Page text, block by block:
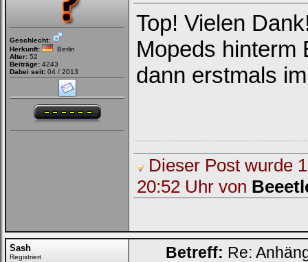
Geschlecht:
Herkunft:
Berlin
Alter: 52
Beiträge: 4243
Dabei seit: 04 / 2013
Top! Vielen
Mopeds hinterm
dann erstmals
Dieser Post wurde
20:52 Uhr von
Sash
Registriert Betreff: Re: